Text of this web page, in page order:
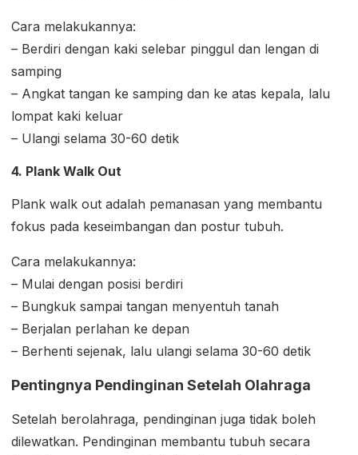
Cara melakukannya:
– Berdiri dengan kaki selebar pinggul dan lengan di
samping
– Angkat tangan ke samping dan ke atas kepala, lalu
lompat kaki keluar
– Ulangi selama 30-60 detik
4. Plank Walk Out
Plank walk out adalah pemanasan yang membantu
fokus pada keseimbangan dan postur tubuh.
Cara melakukannya:
– Mulai dengan posisi berdiri
– Bungkuk sampai tangan menyentuh tanah
– Berjalan perlahan ke depan
– Berhenti sejenak, lalu ulangi selama 30-60 detik
Pentingnya Pendinginan Setelah Olahraga
Setelah berolahraga, pendinginan juga tidak boleh
dilewatkan. Pendinginan membantu tubuh secara